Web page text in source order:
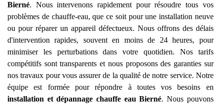
Bierné. Nous intervenons rapidement pour résoudre tous vos
problèmes de chauffe-eau, que ce soit pour une installation neuve
ou pour réparer un appareil défectueux. Nous offrons des délais
d'intervention rapides, souvent en moins de 24 heures, pour
minimiser les perturbations dans votre quotidien. Nos tarifs
compétitifs sont transparents et nous proposons des garanties sur
nos travaux pour vous assurer de la qualité de notre service. Notre
équipe est formée pour répondre à toutes vos besoins en
installation et dépannage chauffe eau Bierné. Nous pouvons